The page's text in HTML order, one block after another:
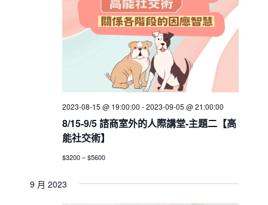
8/15-9/5 諮商室外的人際講堂-主題二【高
能社交術】
2023-08-15 @ 19:00:00 -2023-09-05 @ 21:00:00
$3200 – $5600
9 月 2023